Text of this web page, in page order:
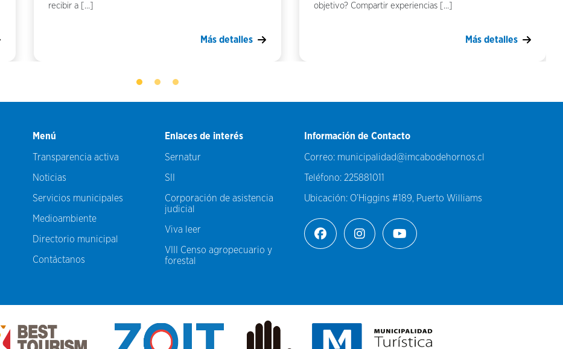
recibir a […]
Más detalles
objetivo? Compartir experiencias […]
Más detalles
Menú
Transparencia activa
Noticias
Servicios municipales
Medioambiente
Directorio municipal
Contáctanos
Enlaces de interés
Sernatur
SII
Corporación de asistencia
judicial
Viva leer
VIII Censo agropecuario y
forestal
Información de Contacto
Correo: municipalidad@imcabodehornos.cl
Teléfono: 225881011
Ubicación: O’Higgins #189, Puerto Williams